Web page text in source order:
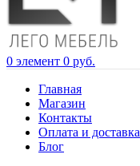
0 элемент 0 руб.
Главная
Магазин
Контакты
Оплата и доставка
Блог